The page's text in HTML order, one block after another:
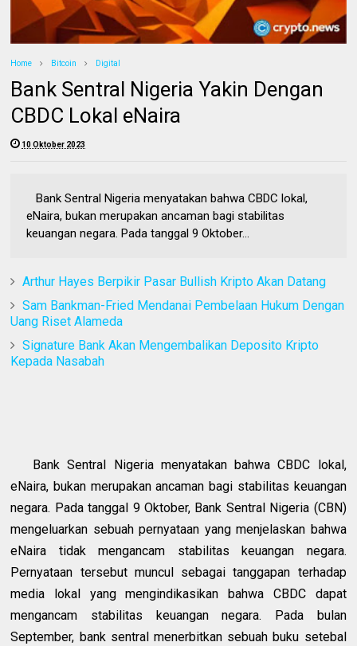
Home Bitcoin Digital
Bank Sentral Nigeria Yakin Dengan
CBDC Lokal eNaira
10 Oktober 2023
Bank Sentral Nigeria menyatakan bahwa CBDC lokal,
eNaira, bukan merupakan ancaman bagi stabilitas
keuangan negara. Pada tanggal 9 Oktober...
Arthur Hayes Berpikir Pasar Bullish Kripto Akan Datang
Sam Bankman-Fried Mendanai Pembelaan Hukum Dengan
Uang Riset Alameda
Signature Bank Akan Mengembalikan Deposito Kripto
Kepada Nasabah
Bank Sentral Nigeria menyatakan bahwa CBDC lokal,
eNaira, bukan merupakan ancaman bagi stabilitas keuangan
negara. Pada tanggal 9 Oktober, Bank Sentral Nigeria (CBN)
mengeluarkan sebuah pernyataan yang menjelaskan bahwa
eNaira tidak mengancam stabilitas keuangan negara.
Pernyataan tersebut muncul sebagai tanggapan terhadap
media lokal yang mengindikasikan bahwa CBDC dapat
mengancam stabilitas keuangan negara. Pada bulan
September, bank sentral menerbitkan sebuah buku setebal